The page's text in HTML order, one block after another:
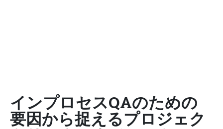
インプロセスQAのための
要因から捉えるプロジェク